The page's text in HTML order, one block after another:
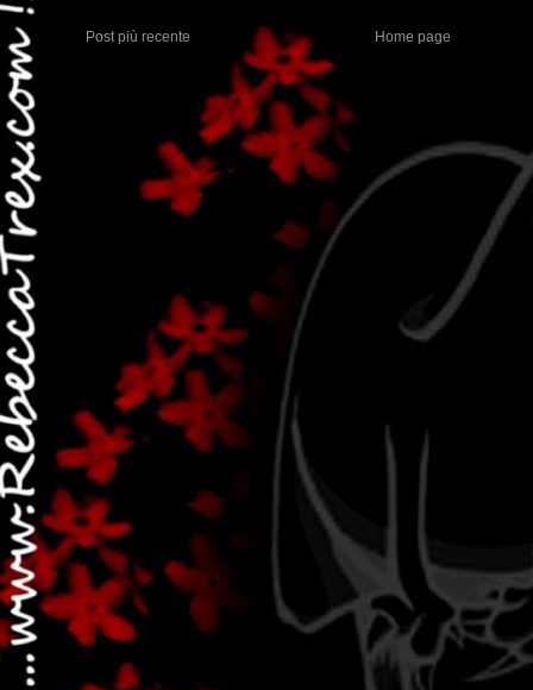
Post più recente Home page